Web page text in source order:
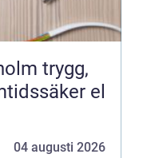
el
04 augusti 2026